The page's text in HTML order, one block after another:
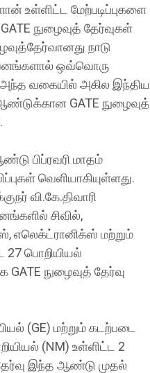
உள்ளிட்ட மேற்படிப்புகளை
நுழைவுத் தேர்வுகள்
நாடு
ஒவ்வொரு
அந்த வகையில் அகில இந்திய
GATE நுழைவுத்
பிப்ரவரி மாதம்
வெளியாகியுள்ளது.
வி.கே.திவாரி
சிவில்,
எலெக்ட்ரானிக்ஸ் மற்றும்
பொறியியல்
நுழைவுத் தேர்வு
(GE) மற்றும் கடற்படை
(NM) உள்ளிட்ட 2
இந்த ஆண்டு முதல்